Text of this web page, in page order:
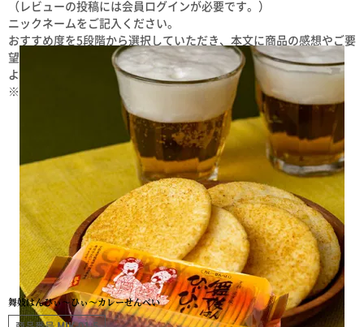
（レビューの投稿には会員ログインが必要です。）
ニックネームをご記入ください。
おすすめ度を5段階から選択していただき、本文に商品の感想やご要
望をご記入ください。
よろしければプロフィールをご記入ください。
※レビュー投稿は、１商品につき１回ご記入いただけます。
舞妓はんひぃ～ひぃ～カレーせんべい